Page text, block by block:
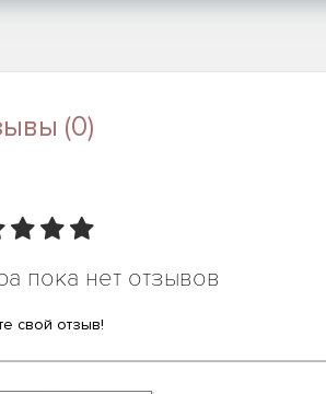
(0)
пока нет отзывов
свой отзыв!